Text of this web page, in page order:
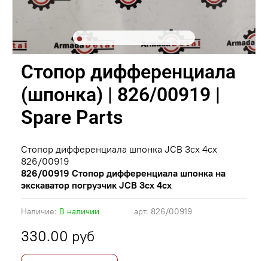
арт. 826/00919
Наличие: В наличии
Стопор дифференциала
(шпонка) | 826/00919 |
Spare Parts
330.00 руб
Стопор дифференциала шпонка JCB 3cx 4cx
826/00919
826/00919 Стопор дифференциала шпонка на
экскаватор погрузчик JCB 3cx 4cx